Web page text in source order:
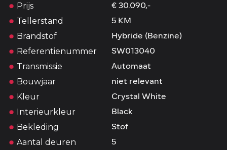
Prijs € 30.090,-
Tellerstand 5 KM
Brandstof Hybride (Benzine)
Referentienummer SW013040
Transmissie Automaat
Bouwjaar niet relevant
Kleur Crystal White
Interieurkleur Black
Bekleding Stof
Aantal deuren 5